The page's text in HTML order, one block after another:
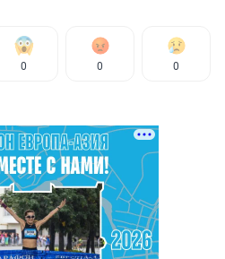
0 0 0